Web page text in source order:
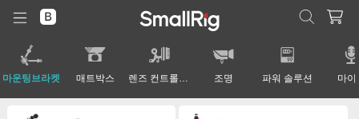
마운팅브라켓 매트박스 조명 파워 솔루션 마이